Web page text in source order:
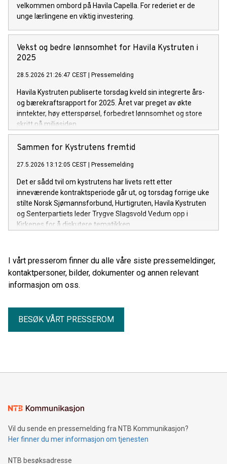
velkommen ombord på Havila Capella. For rederiet er de
unge lærlingene en viktig investering.
Vekst og bedre lønnsomhet for Havila Kystruten i
2025
28.5.2026 21:26:47 CEST Pressemelding
Havila Kystruten publiserte torsdag kveld sin integrerte års-
og bærekraftsrapport for 2025. Året var preget av økte
inntekter, høy etterspørsel, forbedret lønnsomhet og store
skritt på miljøsiden.
Sammen for Kystrutens fremtid
27.5.2026 13:12:05 CEST Pressemelding
Det er sådd tvil om kystrutens har livets rett etter
inneværende kontraktsperiode går ut, og torsdag forrige uke
stilte Norsk Sjømannsforbund, Hurtigruten, Havila Kystruten
og Senterpartiets leder Trygve Slagsvold Vedum opp i
Kirkenes for å diskutere tematikken.
I vårt presserom finner du alle våre siste pressemeldinger,
kontaktpersoner, bilder, dokumenter og annen relevant
informasjon om oss.
BESØK VÅRT PRESSEROM
Vil du sende en pressemelding fra NTB Kommunikasjon?
Her finner du mer informasjon om tjenesten
NTB besøksadresse